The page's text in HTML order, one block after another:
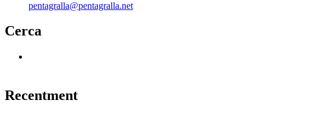
pentagralla@pentagralla.net
Cerca
Recentment